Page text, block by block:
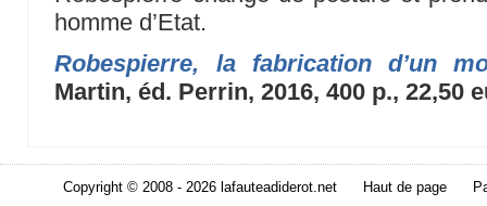
homme d’Etat.
Robespierre, la fabrication d’un
Martin, éd. Perrin, 2016, 400 p., 22,50
Copyright © 2008 - 2026 lafauteadiderot.net Haut de page